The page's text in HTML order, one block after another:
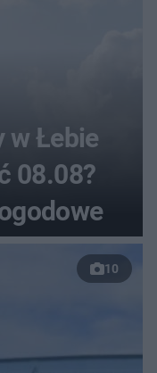
w Łebie
08.08?
10